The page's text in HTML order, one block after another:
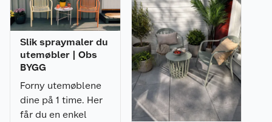
Slik spraymaler du
utemøbler | Obs
BYGG
Forny utemøblene
dine på 1 time. Her
får du en enkel